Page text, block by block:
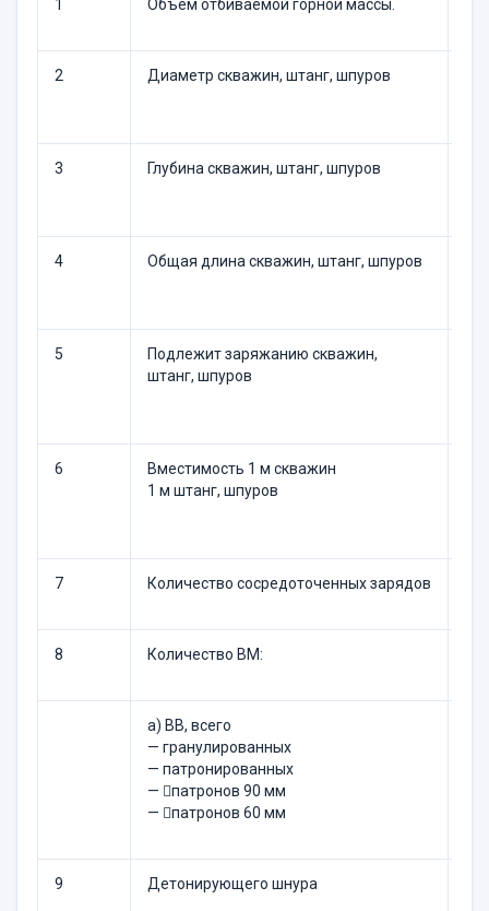
1 Объем отбиваемой горной массы.
2 Диаметр скважин, штанг, шпуров
3 Глубина скважин, штанг, шпуров
4 Общая длина скважин, штанг, шпуров
5
Подлежит заряжанию скважин,
штанг, шпуров
6
Вместимость 1 м скважин
1 м штанг, шпуров
7 Количество сосредоточенных зарядов
8 Количество ВМ:
а) ВВ, всего
— гранулированных
— патронированных
— патронов 90 мм
— патронов 60 мм
9 Детонирующего шнура